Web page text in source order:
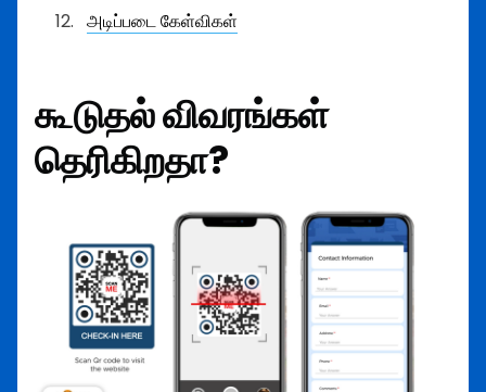
அடிப்படை கேள்விகள்
கூடுதல் விவரங்கள்
தெரிகிறதா?